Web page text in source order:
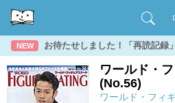
NEW お待たせしました！「再読記録
ワールド・
(No.56)
ワールド・フィ